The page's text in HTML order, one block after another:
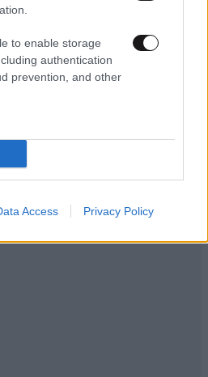
to enable storage
authentication
prevention, and other
Access Privacy Policy
Τα 33α γενέθλια και τα
«Καμία στιγμή